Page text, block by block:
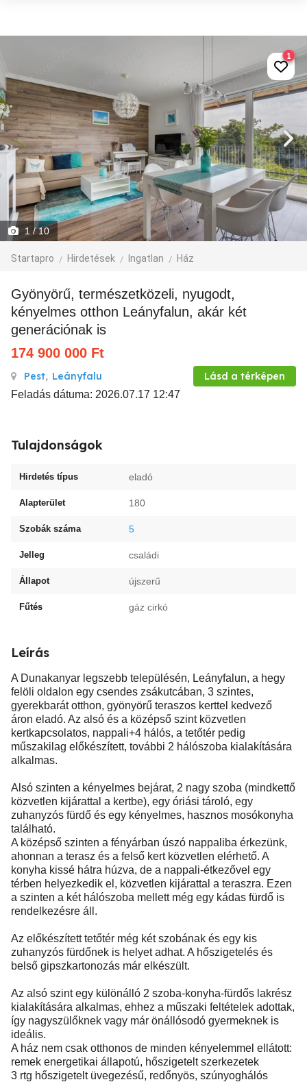
1 / 10
Startapro Hirdetések Ingatlan Ház
1
Gyönyörű, természetközeli, nyugodt,
kényelmes otthon Leányfalun, akár két
generációnak is
174 900 000 Ft
Pest, Leányfalu Lásd a térképen
Feladás dátuma: 2026.07.17 12:47
Tulajdonságok
Hirdetés típus eladó
Alapterület 180
Szobák száma 5
Jelleg családi
Állapot újszerű
Fűtés gáz cirkó
Leírás
A Dunakanyar legszebb településén, Leányfalun, a hegy
felöli oldalon egy csendes zsákutcában, 3 szintes,
gyerekbarát otthon, gyönyörű teraszos kerttel kedvező
áron eladó. Az alsó és a középső szint közvetlen
kertkapcsolatos, nappali+4 hálós, a tetőtér pedig
műszakilag előkészített, további 2 hálószoba kialakítására
alkalmas.
Alsó szinten a kényelmes bejárat, 2 nagy szoba (mindkettő
közvetlen kijárattal a kertbe), egy óriási tároló, egy
zuhanyzós fürdő és egy kényelmes, hasznos mosókonyha
található.
A középső szinten a fényárban úszó nappaliba érkezünk,
ahonnan a terasz és a felső kert közvetlen elérhető. A
konyha kissé hátra húzva, de a nappali-étkezővel egy
térben helyezkedik el, közvetlen kijárattal a teraszra. Ezen
a szinten a két hálószoba mellett még egy kádas fürdő is
rendelkezésre áll.
Az előkészített tetőtér még két szobának és egy kis
zuhanyzós fürdőnek is helyet adhat. A hőszigetelés és
belső gipszkartonozás már elkészült.
Az alsó szint egy különálló 2 szoba-konyha-fürdős lakrész
kialakítására alkalmas, ehhez a műszaki feltételek adottak,
így nagyszülőknek vagy már önállósodó gyermeknek is
ideális.
A ház nem csak otthonos de minden kényelemmel ellátott:
remek energetikai állapotú, hőszigetelt szerkezetek
3 rtg hőszigetelt üvegezésű, redőnyös, szúnyoghálós